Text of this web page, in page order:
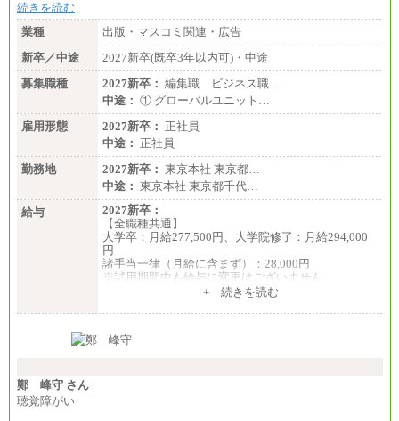
続きを読む
業種
出版・マスコミ関連・広告
新卒／中途
2027新卒(既卒3年以内可)・中途
募集職種
2027新卒： 編集職 ビジネス職…
中途： ① グローバルユニット…
雇用形態
2027新卒： 正社員
中途： 正社員
勤務地
2027新卒： 東京本社 東京都…
中途： 東京本社 東京都千代…
給与
2027新卒：
【全職種共通】
大学卒：月給277,500円、大学院修了：月給294,000
円
諸手当一律（月給に含まず）：28,000円
※試用期間中も給与に変更はございません
月給370,000円～
ます。
+ 続きを読む
鄭 峰守 さん
聴覚障がい